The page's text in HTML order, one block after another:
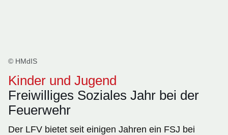
© HMdIS
Kinder und Jugend
Freiwilliges Soziales Jahr bei der
Feuerwehr
Der LFV bietet seit einigen Jahren ein FSJ bei